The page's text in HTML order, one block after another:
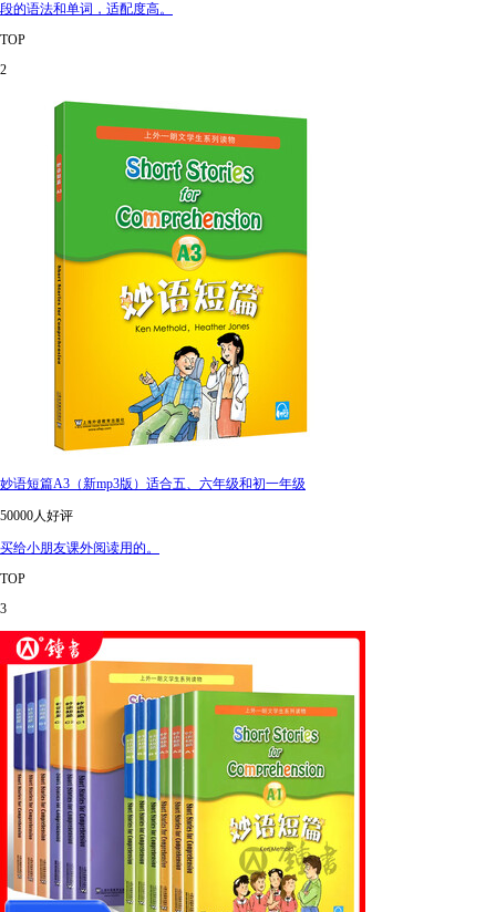
段的语法和单词，适配度高。
TOP
2
妙语短篇A3（新mp3版）适合五、六年级和初一年级
50000人好评
买给小朋友课外阅读用的。
TOP
3